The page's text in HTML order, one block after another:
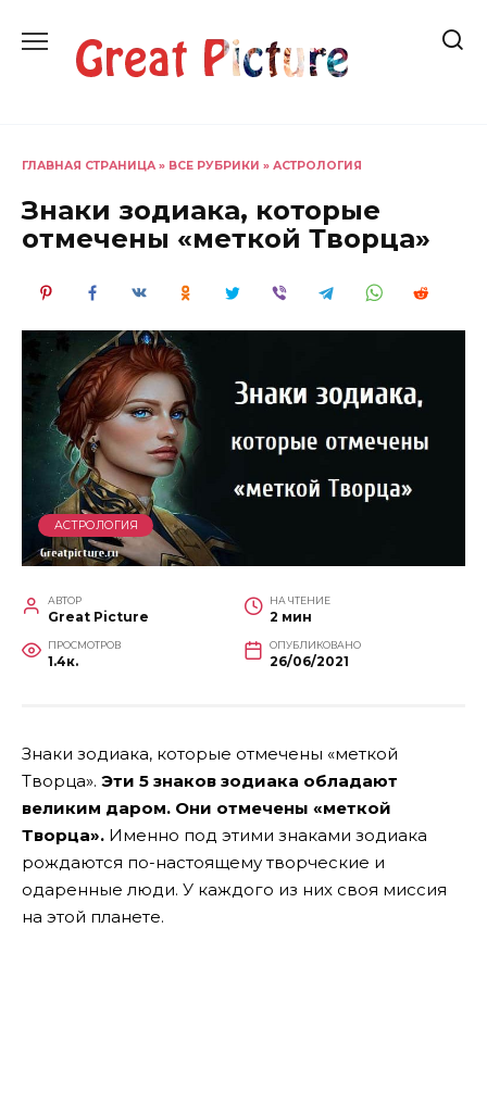
содержанию
ГЛАВНАЯ СТРАНИЦА » ВСЕ РУБРИКИ » АСТРОЛОГИЯ
Знаки зодиака, которые
отмечены «меткой Творца»
АСТРОЛОГИЯ
АВТОР
Great Picture
НА ЧТЕНИЕ
2 мин
ПРОСМОТРОВ
1.4к.
ОПУБЛИКОВАНО
26/06/2021
Знаки зодиака, которые отмечены «меткой
Творца». Эти 5 знаков зодиака обладают
великим даром. Они отмечены «меткой
Творца». Именно под этими знаками зодиака
рождаются по-настоящему творческие и
одаренные люди. У каждого из них своя миссия
на этой планете.